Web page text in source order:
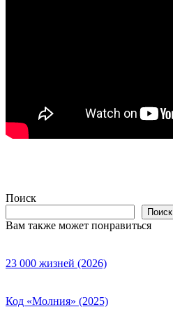
Поиск
Поиск
Вам также может понравиться
23 000 жизней (2026)
Код «Молния» (2025)